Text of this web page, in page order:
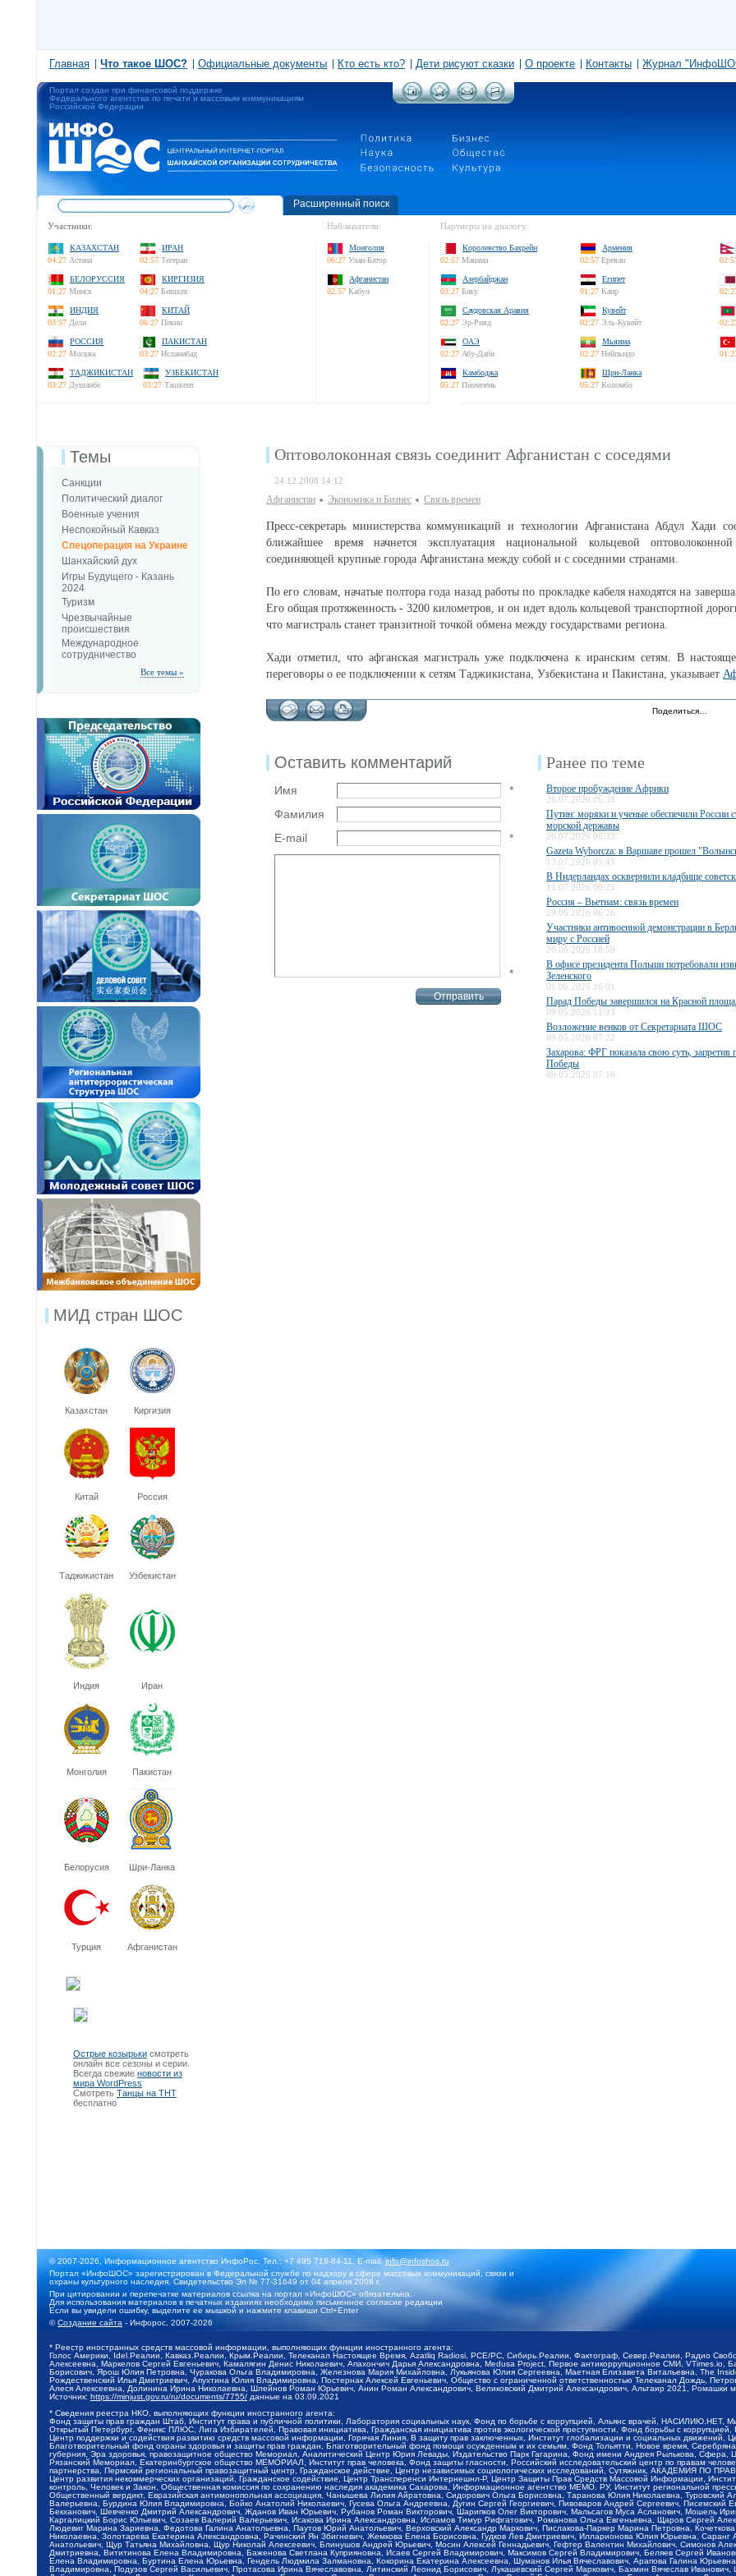
Главная Что такое ШОС? Официальные документы Кто есть кто? Дети рисуют сказки О проекте Контакты Журнал
Портал создан при финансовой поддержке
Федерального агентства по печати и массовым коммуникациям
Российской Федерации
Расширенный поиск
Участники:
КАЗАХСТАН
04:27 Астана
ИРАН
02:57 Тегеран
БЕЛОРУССИЯ
01:27 Минск
КИРГИЗИЯ
04:27 Бишкек
ИНДИЯ
03:57 Дели
КИТАЙ
06:27 Пекин
РОССИЯ
02:27 Москва
ПАКИСТАН
03:27 Исламабад
ТАДЖИКИСТАН
03:27 Душанбе
УЗБЕКИСТАН
03:27 Ташкент
Наблюдатели:
Монголия
06:27 Улан-Батор
Афганистан
02:57 Кабул
Партнеры по диалогу:
Королевство Бахрейн
02:57 Манама
Армения
02:57 Ереван
Азербайджан
03:27 Баку
Египет
01:27 Каир
Саудовская Аравия
02:27 Эр-Рияд
Кувейт
02:27 Эль-Кувейт
ОАЭ
02:27 Абу-Даби
Мьянма
02:27 Нейпьидо
Камбоджа
05:27 Пномпень
Шри-Ланка
05:27 Коломбо
Темы
Санкции
Политический диалог
Военные учения
Неспокойный Кавказ
Спецоперация на Украине
Шанхайский дух
Игры Будущего - Казань
2024
Туризм
Чрезвычайные
происшествия
Международное
сотрудничество
Все темы »
МИД стран ШОС
Казахстан Киргизия
Китай Россия
Таджикистан Узбекистан
Индия Иран
Монголия Пакистан
Белорусия Шри-Ланка
Турция Афганистан
Острые козырьки смотреть
онлайн все сезоны и серии.
Всегда свежие новости из
мира WordPress
Смотреть Танцы на ТНТ
бесплатно
Оптоволоконная связь соединит Афганистан с соседями
24.12.2008 14:12
Афганистан Экономика и Бизнес Связь времен
Пресс-секретарь министерства коммуникаций и технологии Афганистана Абдул Хади
ближайшее время начнется эксплуатация национальной кольцевой
соединяющей крупные города Афганистана между собой и с соседними странами.
По его словам, начатые полтора года назад работы по прокладке кабеля находятся на
Его общая протяженность - 3200 километров, и он идет вдоль кольцевой транспортной
что магистраль станет транзитной точкой обмена между государствами региона.
Хади отметил, что афганская магистраль уже подключена к иранским сетям. В
переговоры о ее подключении к сетям Таджикистана, Узбекистана и Пакистана, указывает
Поделиться…
Оставить комментарий
Имя
*
Фамилия
E-mail
*
*
Ранее по теме
Второе пробуждение Африки
26.07.2026 06:38
Путин: моряки и ученые обеспечили России
морской державы
26.07.2026 06:33
Gazeta Wyborcza: в Варшаве прошел
13.07.2026 05:45
В Нидерландах осквернили кладбище
11.07.2026 00:25
Россия – Вьетнам: связь времен
29.06.2026 06:26
Участники антивоенной демонстрации в
миру с Россией
20.06.2026 18:59
В офисе президента Польши потребовали
Зеленского
01.06.2026 16:01
Парад Победы завершился на Красной
09.05.2026 11:23
Возложение венков от Секретариата ШОС
09.05.2026 07:22
Захарова: ФРГ показала свою суть, запретив
Победы
09.05.2026 07:10
© 2007-2026, Информационное агентство ИнфоРос. Тел.: +7 495 718-84-11, E-mail:info@infoshos.ru
Портал «ИнфоШОС» зарегистрирован в Федеральной службе по надзору в сфере массовых коммуникаций, связи и
охраны культурного наследия. Свидетельство Эл № 77-31649 от 04 апреля 2008 г.
При цитировании и перепечатке материалов ссылка на портал «ИнфоШОС» обязательна.
Для использования материалов в печатных изданиях необходимо письменное согласие редакции
Если вы увидели ошибку, выделите ее мышкой и нажмите клавиши Ctrl+Enter
©Создание сайта - Инфорос, 2007-2026
* Реестр иностранных средств массовой информации, выполняющих функции иностранного агента:
Голос Америки, Idel.Реалии, Кавказ.Реалии, Крым.Реалии, Телеканал Настоящее Время, Azatliq Radiosi, PCE/PC, Сибирь.Реалии, Фактограф, Север.Реалии, Радио
Алексеевна, Маркелов Сергей Евгеньевич, Камалягин Денис Николаевич, Апахончич Дарья Александровна, Medusa Project, Первое антикоррупционное СМИ,
Борисович, Ярош Юлия Петровна, Чуракова Ольга Владимировна, Железнова Мария Михайловна, Лукьянова Юлия Сергеевна, Маетная Елизавета Витальевна, The
Рождественский Илья Дмитриевич, Апухтина Юлия Владимировна, Постернак Алексей Евгеньевич, Общество с ограниченной ответственностью Телеканал Дождь,
Алеся Алексеевна, Долинина Ирина Николаевна, Шлейнов Роман Юрьевич, Анин Роман Александрович, Великовский Дмитрий Александрович, Альтаир 2021, Ромашки
Источник: https://minjust.gov.ru/ru/documents/7755/ данные на 03.09.2021
* Сведения реестра НКО, выполняющих функции иностранного агента:
Фонд защиты прав граждан Штаб, Институт права и публичной политики, Лаборатория социальных наук, Фонд по борьбе с коррупцией, Альянс врачей,
Открытый Петербург, Феникс ПЛЮС, Лига Избирателей, Правовая инициатива, Гражданская инициатива против экологической преступности, Фонд борьбы с
Центр поддержки и содействия развитию средств массовой информации, Горячая Линия, В защиту прав заключенных, Институт глобализации и социальных
Благотворительный фонд охраны здоровья и защиты прав граждан, Благотворительный фонд помощи осужденным и их семьям, Фонд Тольятти, Новое время,
губерния, Эра здоровья, правозащитное общество Мемориал, Аналитический Центр Юрия Левады, Издательство Парк Гагарина, Фонд имени Андрея Рылькова,
Рязанский Мемориал, Екатеринбургское общество МЕМОРИАЛ, Институт прав человека, Фонд защиты гласности, Российский исследовательский центр по правам
партнерства, Пермский региональный правозащитный центр, Гражданское действие, Центр независимых социологических исследований, Сутяжник, АКАДЕМИЯ ПО
Центр развития некоммерческих организаций, Гражданское содействие, Центр Трансперенси Интернешнл-Р, Центр Защиты Прав Средств Массовой Информации,
контроль, Человек и Закон, Общественная комиссия по сохранению наследия академика Сахарова, Информационное агентство МЕМО. РУ, Институт региональной
Общественный вердикт, Евразийская антимонопольная ассоциация, Чанышева Лилия Айратовна, Сидорович Ольга Борисовна, Таранова Юлия Николаевна, Туровский
Валерьевна, Бурдина Юлия Владимировна, Бойко Анатолий Николаевич, Гусева Ольга Андреевна, Дугин Сергей Георгиевич, Пивоваров Андрей Сергеевич, Писемский
Бекханович, Шевченко Дмитрий Александрович, Жданов Иван Юрьевич, Рубанов Роман Викторович, Шарипков Олег Викторович, Мальсагов Муса Асланович, Мошель
Каргалицкий Борис Юльевич, Созаев Валерий Валерьевич, Исакова Ирина Александровна, Исламов Тимур Рифгатович, Романова Ольга Евгеньевна, Щаров Сергей
Людевиг Марина Зариевна, Федотова Галина Анатольевна, Паутов Юрий Анатольевич, Верховский Александр Маркович, Пислакова-Паркер Марина Петровна,
Николаевна, Золотарева Екатерина Александровна, Рачинский Ян Збигневич, Жемкова Елена Борисовна, Гудков Лев Дмитриевич, Илларионова Юлия Юрьевна,
Анатольевич, Щур Татьяна Михайловна, Щур Николай Алексеевич, Блинушов Андрей Юрьевич, Мосин Алексей Геннадьевич, Гефтер Валентин Михайлович, Симонов
Дмитриевна, Вититинова Елена Владимировна, Баженова Светлана Куприяновна, Исаев Сергей Владимирович, Максимов Сергей Владимирович, Беляев Сергей
Елена Владимировна, Буртина Елена Юрьевна, Гендель Людмила Залмановна, Кокорина Екатерина Алексеевна, Шуманов Илья Вячеславович, Арапова Галина
Владимировна, Подузов Сергей Васильевич, Протасова Ирина Вячеславовна, Литинский Леонид Борисович, Лукашевский Сергей Маркович, Бахмин Вячеслав